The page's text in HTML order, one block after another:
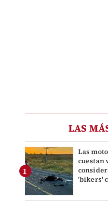
LAS
Las
cuestan
'bikers'